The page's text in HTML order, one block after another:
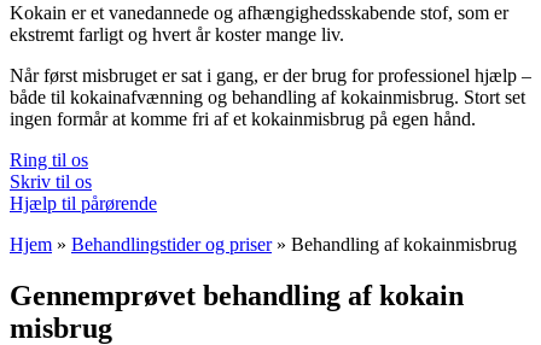
Kokain er et vanedannede og afhængighedsskabende stof, som er
ekstremt farligt og hvert år koster mange liv.
Når først misbruget er sat i gang, er der brug for professionel hjælp –
både til kokainafvænning og behandling af kokainmisbrug. Stort set
ingen formår at komme fri af et kokainmisbrug på egen hånd.
Ring til os
Skriv til os
Hjælp til pårørende
Hjem » Behandlingstider og priser» Behandling af kokainmisbrug
Gennemprøvet behandling af kokain
misbrug